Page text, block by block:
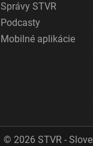
Správy STVR
Podcasty
Mobilné aplikácie
© 2026 STVR -